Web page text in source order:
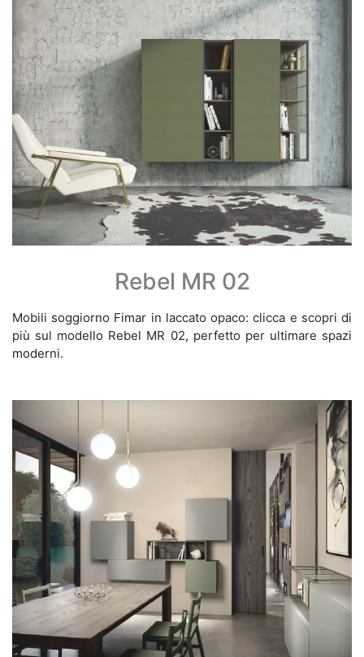
Rebel MR 02
Mobili soggiorno Fimar in laccato opaco: clicca e scopri di
più sul modello Rebel MR 02, perfetto per ultimare spazi
moderni.